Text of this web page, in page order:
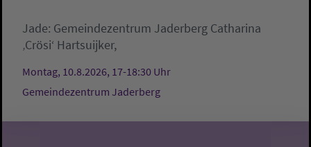
Jade: Gemeindezentrum Jaderberg Catharina
‚Crösi‘ Hartsuijker,
Montag, 10.8.2026, 17-18:30 Uhr
Gemeindezentrum Jaderberg